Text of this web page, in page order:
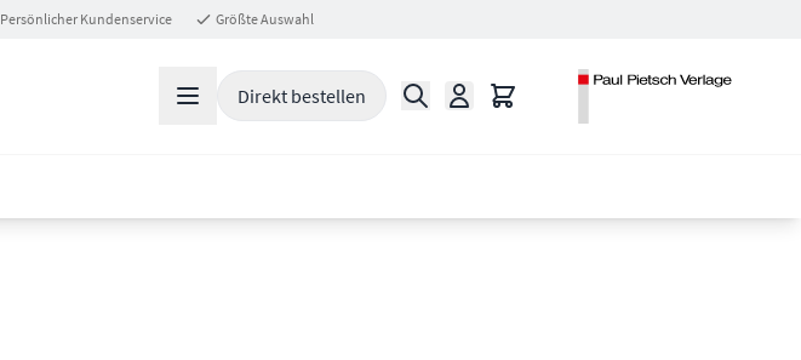
Persönlicher Kundenservice Größte Auswahl
Direkt bestellen Suche Warenkorb